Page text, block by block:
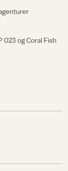
023 og Coral Fish